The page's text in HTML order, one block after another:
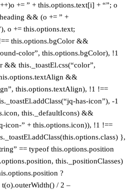
+= ” + this.options.text[i] + “”; o
&& (o += ” +
o += this.options.text;
this.options.bgColor &&
color”, this.options.bgColor), !1
&& this._toastEl.css(“color”,
&&
this.options.textAlign), !1 !==
has-icon”), -1
this._defaultIcons) &&
icon-” + this.options.icon)), !1 !==
},
== typeof this.options.position
this._positionClasses)
?
/ 2 –